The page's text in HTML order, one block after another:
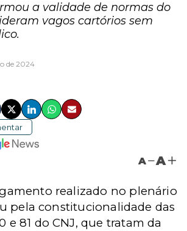
a validade de normas do
vagos cartórios sem
de 2024
A A
realizado no plenário
pela constitucionalidade das
e 81 do CNJ, que tratam da